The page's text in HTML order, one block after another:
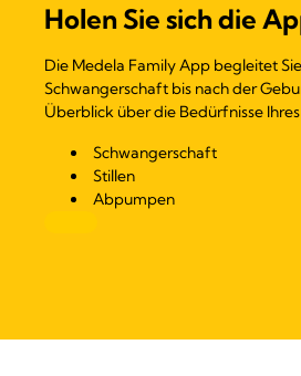
Holen Sie sich die
Die Medela Family App begleitet
Schwangerschaft bis nach der
Überblick über die Bedürfnisse
Schwangerschaft
Stillen
Abpumpen